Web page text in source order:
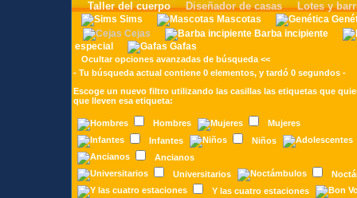
Taller del cuerpo Diseñador de casas Lotes y
Sims Mascotas
Cejas
Barba incipiente
especial
Gafas
Ocultar opciones avanzadas de búsqueda <<
- Tu búsqueda actual contiene 0 elementos, y tardó 0 segundos -
Escoge un nuevo filtro utilizando las casillas las etiquetas que
que lleven esa etiqueta:
Hombres
Mujeres
Infantes
Niños
Ancianos
Universitarios
Y las cuatro estaciones